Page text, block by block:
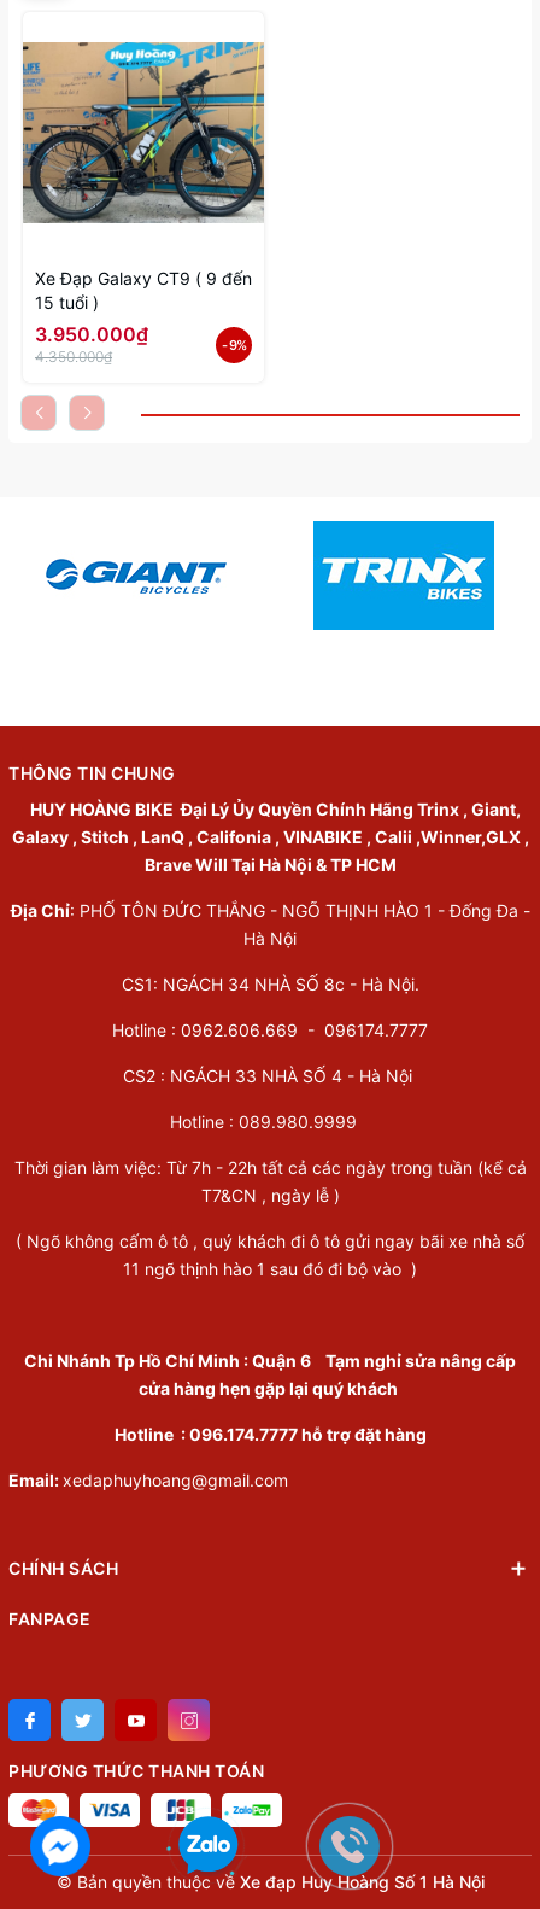
Xe Đạp Galaxy CT9 ( 9 đến
15 tuổi )
3.950.000₫
4.350.000₫
- 9%
THÔNG TIN CHUNG
HUY HOÀNG BIKE Đại Lý Ủy Quyền Chính Hãng Trinx , Giant,
Galaxy , Stitch , LanQ , Califonia , VINABIKE , Calii ,Winner,GLX ,
Brave Will Tại Hà Nội & TP HCM
Địa Chỉ: PHỐ TÔN ĐỨC THẮNG - NGÕ THỊNH HÀO 1 - Đống Đa -
Hà Nội
CS1: NGÁCH 34 NHÀ SỐ 8c - Hà Nội.
Hotline : 0962.606.669 - 096174.7777
CS2 : NGÁCH 33 NHÀ SỐ 4 - Hà Nội
Hotline : 089.980.9999
Thời gian làm việc: Từ 7h - 22h tất cả các ngày trong tuần (kể cả
T7&CN , ngày lễ )
( Ngõ không cấm ô tô , quý khách đi ô tô gửi ngay bãi xe nhà số
11 ngõ thịnh hào 1 sau đó đi bộ vào )
Chi Nhánh Tp Hồ Chí Minh :Quận 6 Tạm nghỉ sửa nâng cấp
cửa hàng hẹn gặp lại quý khách
Hotline : 096.174.7777 hỗ trợ đặt hàng
Email:xedaphuyhoang@gmail.com
CHÍNH SÁCH
FANPAGE
PHƯƠNG THỨC THANH TOÁN
© Bản quyền thuộc về Xe đạp Huy Hoàng Số 1 Hà Nội